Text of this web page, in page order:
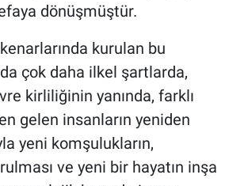
dönüşmüştür.
kurulan bu
çok daha ilkel şartlarda,
kirliliğinin yanında, farklı
gelen insanların yeniden
yeni komşulukların,
ve yeni bir hayatın inşa